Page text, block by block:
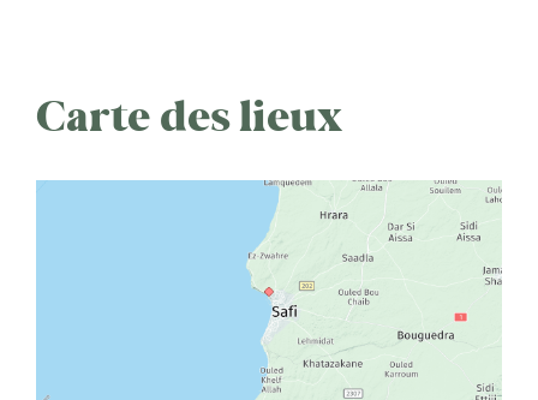
Carte des lieux